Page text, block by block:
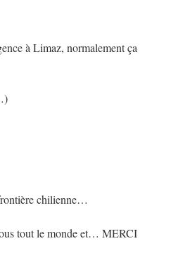
à Limaz, normalement ça
chilienne…
tout le monde et… MERCI